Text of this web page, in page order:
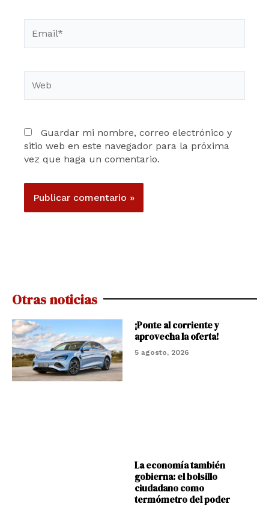
Guardar mi nombre, correo electrónico y
sitio web en este navegador para la próxima
vez que haga un comentario.
Otras noticias
¡Ponte al corriente y
aprovecha la oferta!
5 agosto, 2026
La economía también
gobierna: el bolsillo
ciudadano como
termómetro del poder